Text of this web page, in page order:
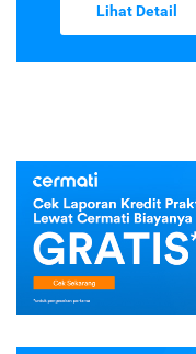
Lihat Detail